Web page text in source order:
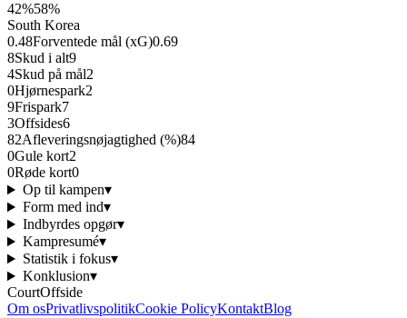
42%58%
South Korea
0.48Forventede mål (xG)0.69
8Skud i alt9
4Skud på mål2
0Hjørnespark2
9Frispark7
3Offsides6
82Afleverings­nøjagtighed (%)84
0Gule kort2
0Røde kort0
Op til kampen▾
Form med ind▾
Indbyrdes opgør▾
Kampresumé▾
Statistik i fokus▾
Konklusion▾
CourtOffside
Om osPrivatlivspolitikCookie PolicyKontaktBlog